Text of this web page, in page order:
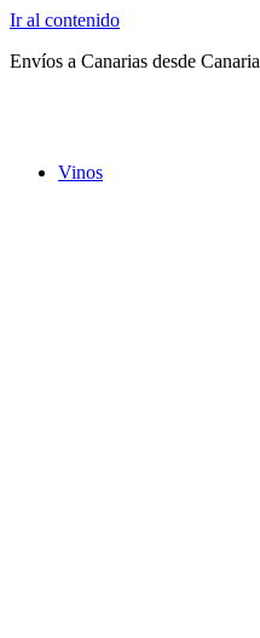
Ir al contenido
Envíos a Canarias desde
Vinos